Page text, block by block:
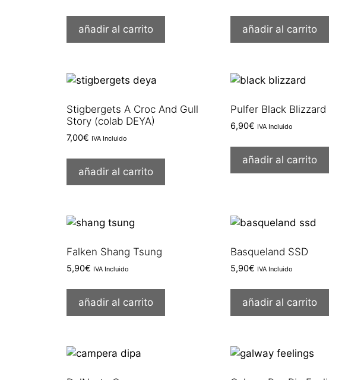
añadir al carrito añadir al carrito
Stigbergets A Croc And Gull
Story (colab DEYA)
7,00€ IVA Incluido
añadir al carrito
Pulfer Black Blizzard
6,90€ IVA Incluido
añadir al carrito
Falken Shang Tsung
5,90€ IVA Incluido
añadir al carrito
Basqueland SSD
5,90€ IVA Incluido
añadir al carrito